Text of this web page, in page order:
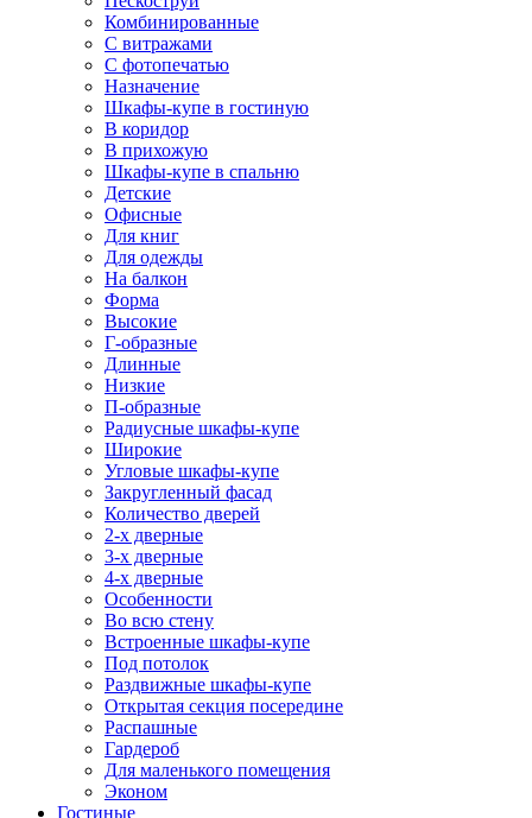
Комбинированные
С витражами
С фотопечатью
Назначение
Шкафы-купе в гостиную
В коридор
В прихожую
Шкафы-купе в спальню
Детские
Офисные
Для книг
Для одежды
На балкон
Форма
Высокие
Г-образные
Длинные
Низкие
П-образные
Радиусные шкафы-купе
Широкие
Угловые шкафы-купе
Закругленный фасад
Количество дверей
2-х дверные
3-х дверные
4-х дверные
Особенности
Во всю стену
Встроенные шкафы-купе
Под потолок
Раздвижные шкафы-купе
Открытая секция посередине
Распашные
Гардероб
Для маленького помещения
Эконом
Гостиные